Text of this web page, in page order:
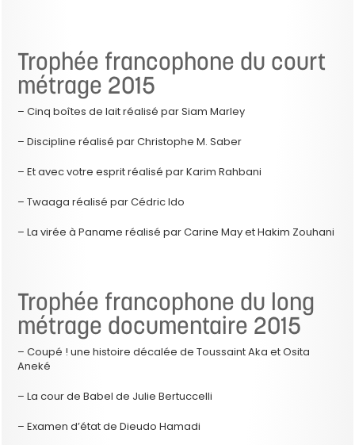
Trophée francophone du court
métrage 2015
– Cinq boîtes de lait réalisé par Siam Marley
– Discipline réalisé par Christophe M. Saber
– Et avec votre esprit réalisé par Karim Rahbani
– Twaaga réalisé par Cédric Ido
– La virée à Paname réalisé par Carine May et Hakim Zouhani
Trophée francophone du long
métrage documentaire 2015
– Coupé ! une histoire décalée de Toussaint Aka et Osita
Aneké
– La cour de Babel de Julie Bertuccelli
– Examen d’état de Dieudo Hamadi